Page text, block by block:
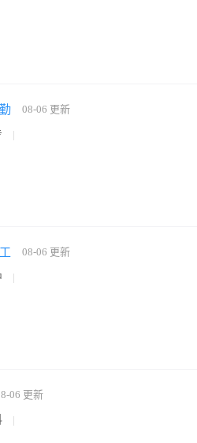
08-06 更新
08-06 更新
06 更新